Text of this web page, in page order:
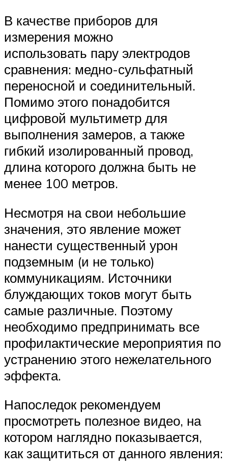
В качестве приборов для
измерения можно
использовать пару электродов
сравнения: медно-сульфатный
переносной и соединительный.
Помимо этого понадобится
цифровой мультиметр для
выполнения замеров, а также
гибкий изолированный провод,
длина которого должна быть не
менее 100 метров.
Несмотря на свои небольшие
значения, это явление может
нанести существенный урон
подземным (и не только)
коммуникациям. Источники
блуждающих токов могут быть
самые различные. Поэтому
необходимо предпринимать все
профилактические мероприятия по
устранению этого нежелательного
эффекта.
Напоследок рекомендуем
просмотреть полезное видео, на
котором наглядно показывается,
как защититься от данного явления: